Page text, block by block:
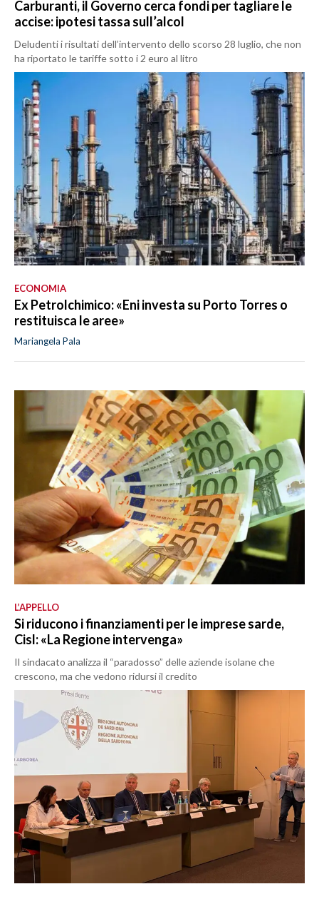
Carburanti, il Governo cerca fondi per tagliare le
accise: ipotesi tassa sull’alcol
Deludenti i risultati dell’intervento dello scorso 28 luglio, che non
ha riportato le tariffe sotto i 2 euro al litro
ECONOMIA
Ex Petrolchimico: «Eni investa su Porto Torres o
restituisca le aree»
Mariangela Pala
L’APPELLO
Si riducono i finanziamenti per le imprese sarde,
Cisl: «La Regione intervenga»
Il sindacato analizza il “paradosso” delle aziende isolane che
crescono, ma che vedono ridursi il credito